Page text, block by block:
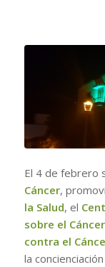
El 4 de febrero
Cáncer,
la Salud, el
sobre el
contra el
la